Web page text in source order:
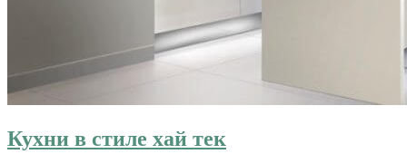
Кухни в стиле хай тек